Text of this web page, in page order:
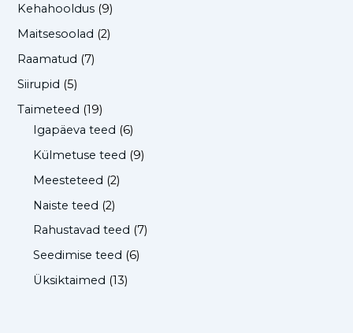
Kehahooldus (9)
Maitsesoolad (2)
Raamatud (7)
Siirupid (5)
Taimeteed (19)
Igapäeva teed (6)
Külmetuse teed (9)
Meesteteed (2)
Naiste teed (2)
Rahustavad teed (7)
Seedimise teed (6)
Üksiktaimed (13)